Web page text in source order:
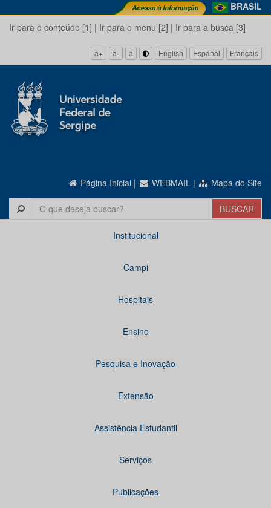
BRASIL
Ir para o conteúdo [1] | Ir para o menu [2] | Ir para a busca [3]
a+ a- a English Español Français
Página Inicial | WEBMAIL | Mapa do Site
Institucional
Campi
Hospitais
Ensino
Pesquisa e Inovação
Extensão
Assistência Estudantil
Serviços
Publicações